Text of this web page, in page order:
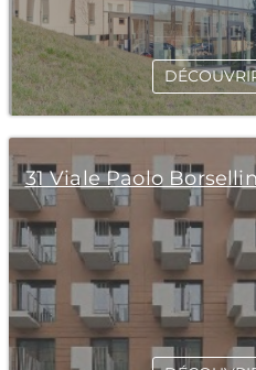
31 Viale Paolo